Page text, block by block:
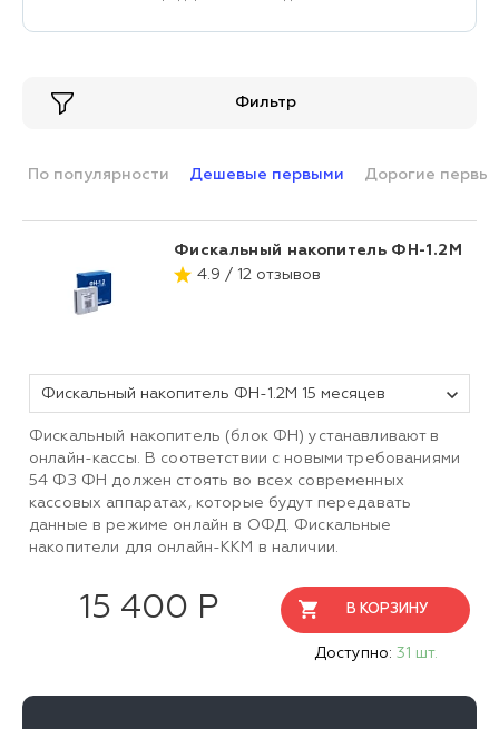
Фильтр
По популярности Дешевые первыми Дорогие
Фискальный накопитель ФН-1.2М
4.9 / 12 отзывов
Фискальный накопитель ФН-1.2М 15 месяцев
Фискальный накопитель (блок ФН) устанавливают в
онлайн-кассы. В соответствии с новыми требованиями
54 ФЗ ФН должен стоять во всех современных
кассовых аппаратах, которые будут передавать
данные в режиме онлайн в ОФД. Фискальные
накопители для онлайн-ККМ в наличии.
15 400 Р В КОРЗИНУ
Доступно: 31 шт.